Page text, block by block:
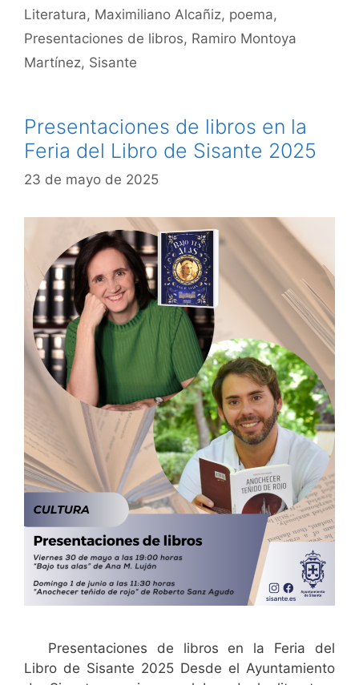
Literatura, Maximiliano Alcañiz, poema,
Presentaciones de libros, Ramiro Montoya
Martínez, Sisante
Presentaciones de libros en la
Feria del Libro de Sisante 2025
23 de mayo de 2025
Presentaciones de libros en la Feria del
Libro de Sisante 2025 Desde el Ayuntamiento